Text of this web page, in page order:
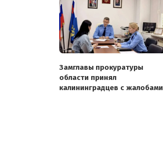
Замглавы прокуратуры
области принял
калининградцев с жалобами